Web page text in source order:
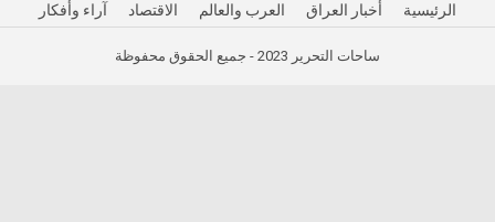
الرئيسية أخبار العراق العرب والعالم الاقتصاد آراء وأفكار
ساحات التحرير 2023 - جميع الحقوق محفوظة